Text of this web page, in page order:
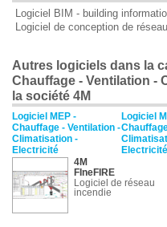
Logiciel BIM - building
Logiciel de conception de
Autres logiciels dans la
Chauffage - Ventilation -
la société 4M
Logiciel MEP -
Chauffage - Ventilation -
Climatisation -
Electricité
Logiciel
Electricité
4M
FIneFIRE
Logiciel de réseau
incendie